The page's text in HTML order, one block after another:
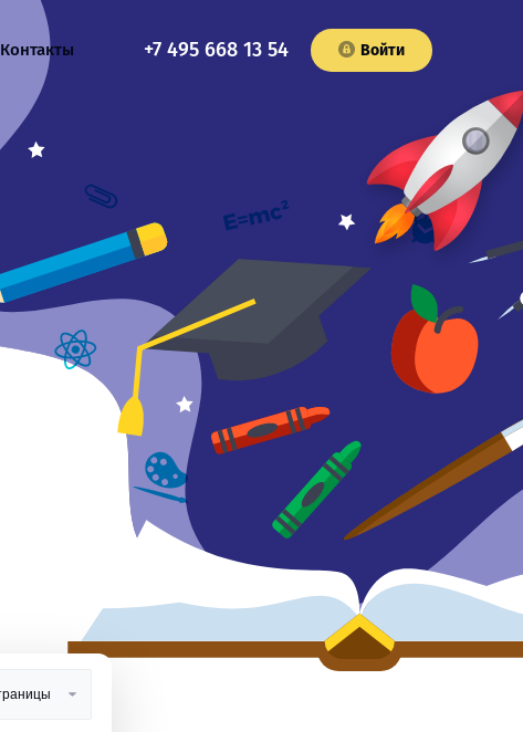
Контакты +7 495 668 13 54 Войти